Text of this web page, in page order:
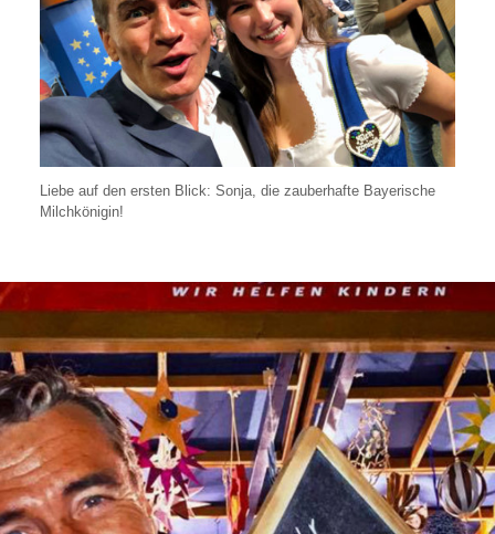
Liebe auf den ersten Blick: Sonja, die zauberhafte Bayerische
Milchkönigin!